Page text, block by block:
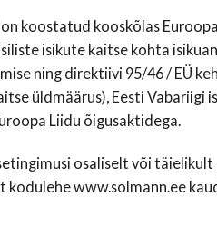
koostatud kooskõlas
isikute kaitse kohta
ning direktiivi 95/46 / EÜ
üldmäärus), Eesti Vabariigi
Liidu õigusaktidega.
osaliselt või täielikult
www.solmann.ee